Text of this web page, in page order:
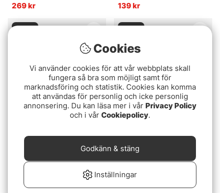
269 kr
139 kr
Fladen Beteshink
249 kr
Slutsåld
Cookies
Vi använder cookies för att vår webbplats skall
fungera så bra som möjligt samt för
marknadsföring och statistik. Cookies kan komma
att användas för personlig och icke personlig
annonsering. Du kan läsa mer i vår Privacy Policy
och i vår Cookiepolicy.
Inställningar
Godkänn & stäng